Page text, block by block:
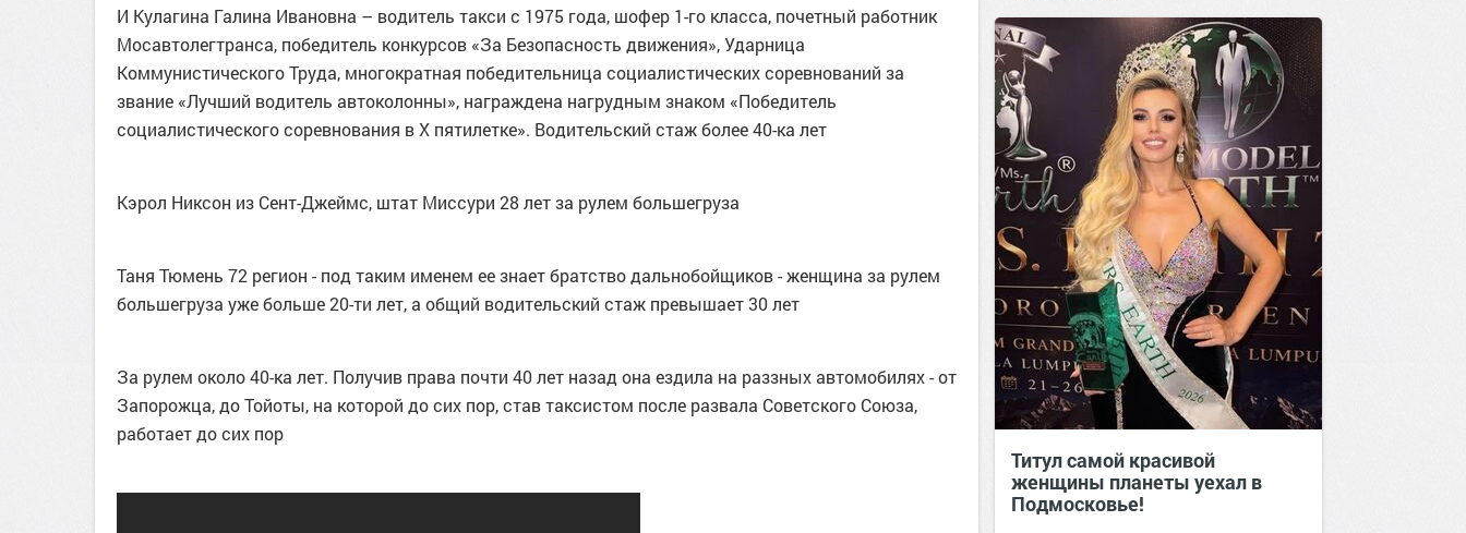
И Кулагина Галина Ивановна – водитель такси с 1975 года, шофер 1-го класса, почетный работник
Мосавтолегтранса, победитель конкурсов «За Безопасность движения», Ударница
Коммунистического Труда, многократная победительница социалистических соревнований за
звание «Лучший водитель автоколонны», награждена нагрудным знаком «Победитель
социалистического соревнования в Х пятилетке». Водительский стаж более 40-ка лет
Кэрол Никсон из Сент-Джеймс, штат Миссури 28 лет за рулем большегруза
Таня Тюмень 72 регион - под таким именем ее знает братство дальнобойщиков - женщина за рулем
большегруза уже больше 20-ти лет, а общий водительский стаж превышает 30 лет
За рулем около 40-ка лет. Получив права почти 40 лет назад она ездила на раззных автомобилях - от
Запорожца, до Тойоты, на которой до сих пор, став таксистом после развала Советского Союза,
работает до сих пор
Титул самой красивой
женщины планеты уехал в
Подмосковье!